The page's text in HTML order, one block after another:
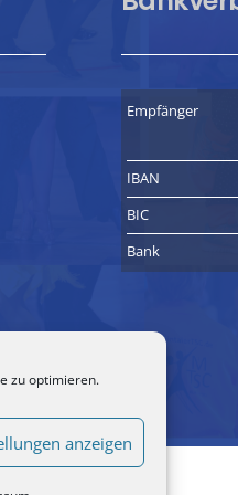
zu optimieren.
anzeigen
Empfänger
IBAN
BIC
Bank